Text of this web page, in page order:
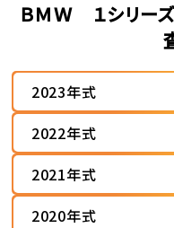
ＢＭＷ １シリー
2023年式
2022年式
2021年式
2020年式